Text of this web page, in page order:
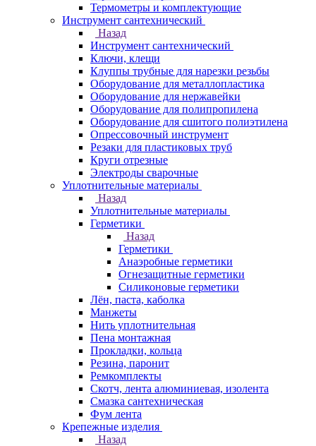
Термометры и комплектующие
Инструмент сантехнический
Назад
Инструмент сантехнический
Ключи, клещи
Клуппы трубные для нарезки резьбы
Оборудование для металлопластика
Оборудование для нержавейки
Оборудование для полипропилена
Оборудование для сшитого полиэтилена
Опрессовочный инструмент
Резаки для пластиковых труб
Круги отрезные
Электроды сварочные
Уплотнительные материалы
Назад
Уплотнительные материалы
Герметики
Назад
Герметики
Анаэробные герметики
Огнезащитные герметики
Силиконовые герметики
Лён, паста, каболка
Манжеты
Нить уплотнительная
Пена монтажная
Прокладки, кольца
Резина, паронит
Ремкомплекты
Скотч, лента алюминиевая, изолента
Смазка сантехническая
Фум лента
Крепежные изделия
Назад